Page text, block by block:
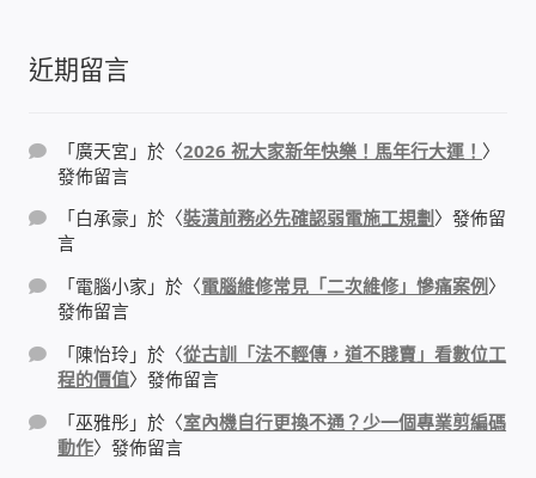
太陽能系統監視器
監視器 信和 TBC 固定IP
監視器RS485開門開鐵門開燈開保全
監控健檢‧舊換新專案
監視器異地備份備援
監控安防 工具 軟體 手冊
近期留言
「廣天宮 」於〈2026 祝大家新年快樂！馬年行大運！ 〉
發佈留言
「白承豪 」於〈裝潢前務必先確認弱電施工規劃 〉發佈留
言
「電腦小家 」於〈電腦維修常見「二次維修」慘痛案例 〉
發佈留言
「陳怡玲 」於〈從古訓「法不輕傳，道不賤賣」看數位工
程的價值〉發佈留言
「巫雅彤 」於〈室內機自行更換不通？少一個專業剪編碼
動作〉發佈留言